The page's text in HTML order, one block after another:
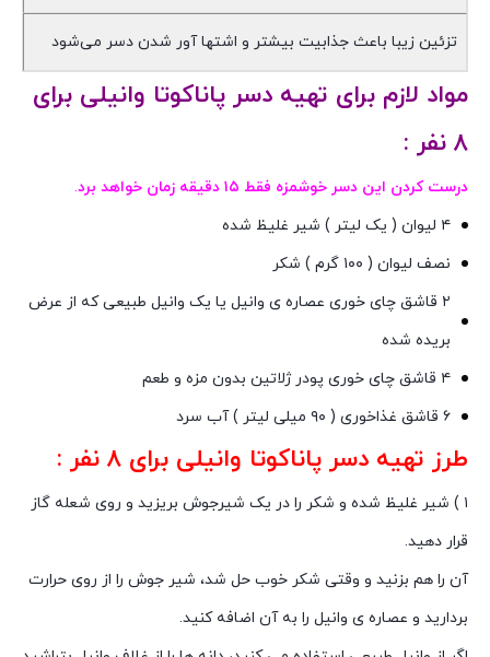
تزئین زیبا باعث جذابیت بیشتر و اشتها آور شدن دسر می‌شود
مواد لازم برای تهیه دسر پاناکوتا وانیلی برای
۸ نفر :
درست کردن این دسر خوشمزه فقط ۱۵ دقیقه زمان خواهد برد
.
۴ لیوان ( یک لیتر ) شیر غلیظ شده
نصف لیوان ( ۱۰۰ گرم ) شکر
۲ قاشق چای خوری عصاره ی وانیل یا یک وانیل طبیعی که از عرض
بریده شده
۴ قاشق چای خوری پودر ژلاتین بدون مزه و طعم
۶ قاشق غذاخوری ( ۹۰ میلی لیتر ) آب سرد
طرز تهیه دسر پاناکوتا وانیلی برای ۸ نفر :
۱ ) شیر غلیظ شده و شکر را در یک شیرجوش بریزید و روی شعله گاز
قرار دهید.
آن را هم بزنید و وقتی شکر خوب حل شد، شیر جوش را از روی حرارت
بردارید و عصاره ی وانیل را به آن اضافه کنید.